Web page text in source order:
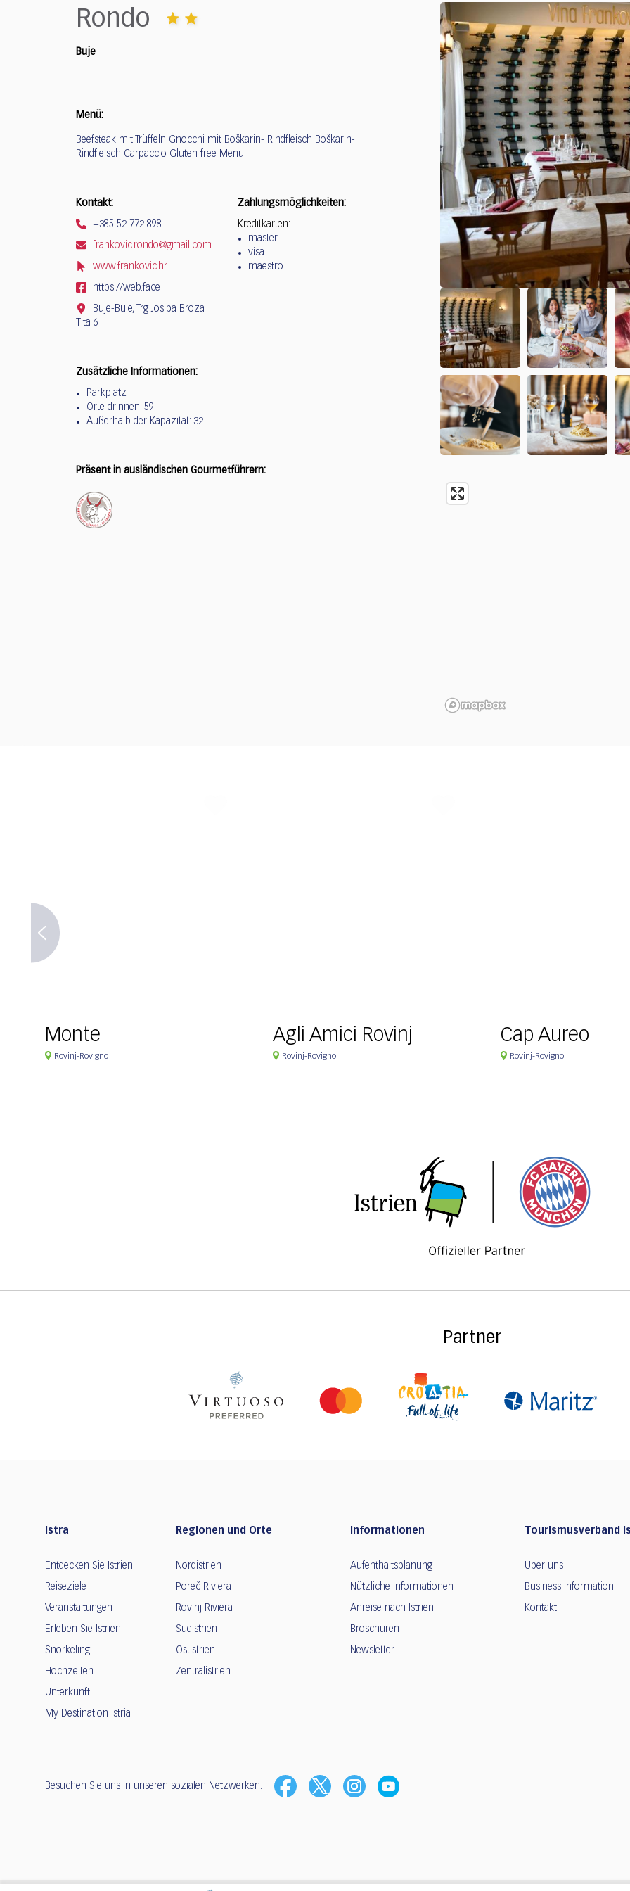
Rondo
Buje
Menü:
Beefsteak mit Trüffeln Gnocchi mit Boškarin- Rindfleisch Boškarin-
Rindfleisch Carpaccio Gluten free Menu
Kontakt:
+385 52 772 898
frankovic.rondo@gmail.com
www.frankovic.hr
https://web.face
Buje-Buie, Trg Josipa Broza
Tita 6
Zahlungsmöglichkeiten:
Kreditkarten:
master
visa
maestro
Zusätzliche Informationen:
Parkplatz
Orte drinnen: 59
Außerhalb der Kapazität: 32
Präsent in ausländischen Gourmetführern:
Monte
Rovinj-Rovigno
Agli Amici Rovinj
Rovinj-Rovigno
Cap Aureo
Rovinj-Rovigno
Partner
Istra
Entdecken Sie Istrien
Reiseziele
Veranstaltungen
Erleben Sie Istrien
Snorkeling
Hochzeiten
Unterkunft
My Destination Istria
Regionen und Orte
Nordistrien
Poreč Riviera
Rovinj Riviera
Südistrien
Ostistrien
Zentralistrien
Informationen
Aufenthaltsplanung
Nützliche Informationen
Anreise nach Istrien
Broschüren
Newsletter
Tourismusverband
Über uns
Business information
Kontakt
Besuchen Sie uns in unseren sozialen Netzwerken: